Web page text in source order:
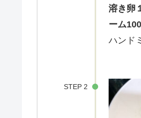
溶き卵
ーム
ハンド
STEP 2